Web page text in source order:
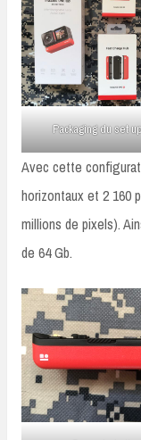
Packaging du set
Avec cette
horizontaux et 2 160
millions de pixels).
de 64 Gb.